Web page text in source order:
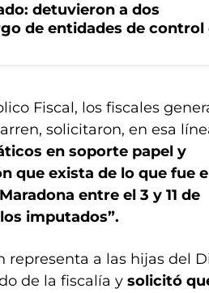
detuvieron a dos
de entidades de control
Fiscal, los fiscales
solicitaron, en esa
en soporte papel y
que exista de lo que fue
entre el 3 y 11 de
imputados”.
a las hijas del
de la fiscalía y solicitó